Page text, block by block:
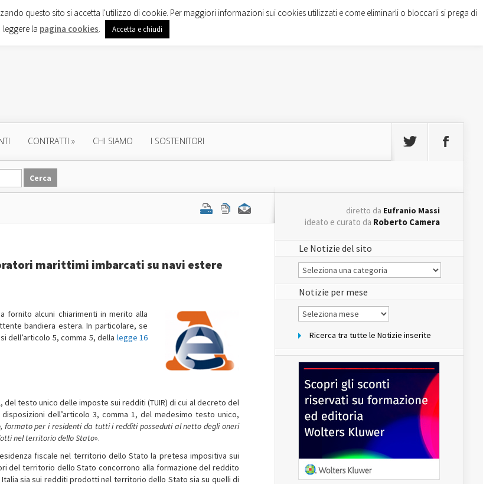
CONTRATTI » CHI SIAMO I SOSTENITORI
marittimi imbarcati su navi estere
fornito alcuni chiarimenti in merito alla
bandiera estera. In particolare, se
dell’articolo 5, comma 5, della legge 16
testo unico delle imposte sui redditi (TUIR) di cui al decreto del
dell’articolo 3, comma 1, del medesimo testo unico,
formato per i residenti da tutti i redditi posseduti al netto degli oneri
nel territorio dello Stato».
fiscale nel territorio dello Stato la pretesa impositiva sui
del territorio dello Stato concorrono alla formazione del reddito
sia sui redditi prodotti nel territorio dello Stato sia su quelli di
diretto da Eufranio Massi
ideato e curato da Roberto Camera
Le Notizie del sito
Le
Notizie
del
sito
Notizie per mese
Notizie
per
Ricerca tra tutte le Notizie inserite
questo sito si accetta l'utilizzo di cookie. Per maggiori informazioni sui cookies utilizzati e come eliminarli o bloccarli si prega di
leggere la pagina cookies. Accetta e chiudi